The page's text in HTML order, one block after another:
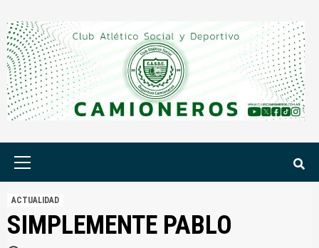
al
contenido
ACTUALIDAD
SIMPLEMENTE PABLO